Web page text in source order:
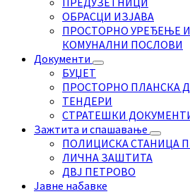
ОБРАСЦИ ИЗЈАВА
ПРОСТОРНО УРЕЂЕЊЕ
КОМУНАЛНИ ПОСЛОВИ
Документи
БУЏЕТ
ПРОСТОРНО ПЛАНСКА
ТЕНДЕРИ
СТРАТЕШКИ
Зажтита и спашавање
ПОЛИЦИСКА СТАНИЦА
ЛИЧНА ЗАШТИТА
ДВЈ ПЕТРОВО
Јавне набавке